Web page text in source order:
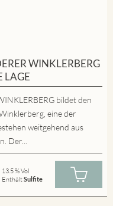
WINKLERBERG
LAGE
bildet den
eine der
weitgehend aus
Der...
13.5 % Vol
EnthältSulfite